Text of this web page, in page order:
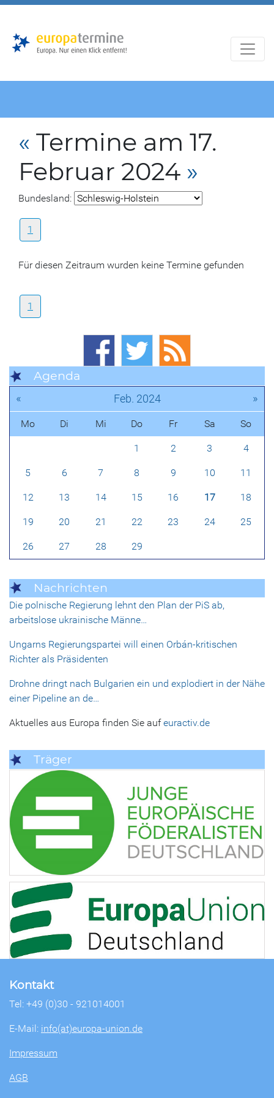
« Termine am 17.
Februar 2024 »
Bundesland:
1
Für diesen Zeitraum wurden keine Termine gefunden
1
Agenda
« Feb. 2024 »
Mo Di Mi Do Fr Sa So
1 2 3 4
5 6 7 8 9 10 11
12 13 14 15 16 17 18
19 20 21 22 23 24 25
26 27 28 29
Nachrichten
Die polnische Regierung lehnt den Plan der PiS ab,
arbeitslose ukrainische Männe…
Ungarns Regierungspartei will einen Orbán-kritischen
Richter als Präsidenten
Drohne dringt nach Bulgarien ein und explodiert in der Nähe
einer Pipeline an de…
Aktuelles aus Europa finden Sie aufeuractiv.de
Träger
Kontakt
Tel: +49 (0)30 - 921014001
E-Mail: info(at)europa-union.de
Impressum
AGB